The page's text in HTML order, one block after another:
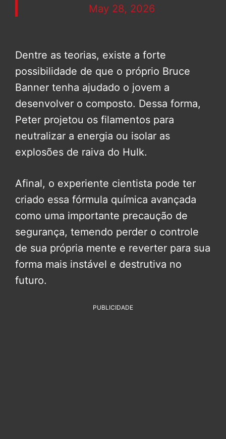
May 28, 2026
Dentre as teorias, existe a forte
possibilidade de que o próprio Bruce
Banner tenha ajudado o jovem a
desenvolver o composto. Dessa forma,
Peter projetou os filamentos para
neutralizar a energia ou isolar as
explosões de raiva do Hulk.
Afinal, o experiente cientista pode ter
criado essa fórmula química avançada
como uma importante precaução de
segurança, temendo perder o controle
de sua própria mente e reverter para sua
forma mais instável e destrutiva no
futuro.
PUBLICIDADE